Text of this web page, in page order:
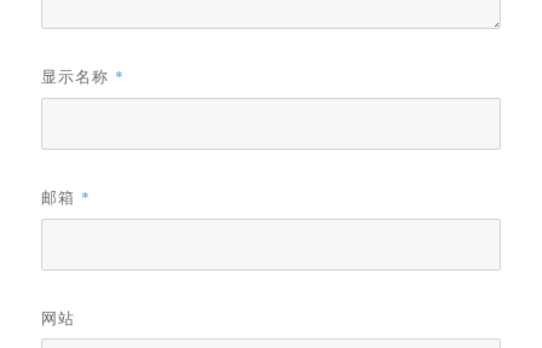
显示名称 *
邮箱 *
网站